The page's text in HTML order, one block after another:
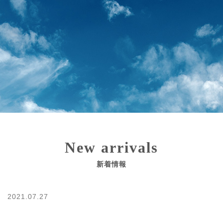
お問い合わせ
New arrivals
新着情報
2021.07.27